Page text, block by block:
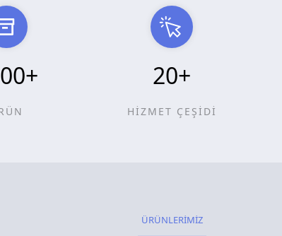
+ 20+
HİZMET ÇEŞİDİ
ÜRÜNLERİMİZ